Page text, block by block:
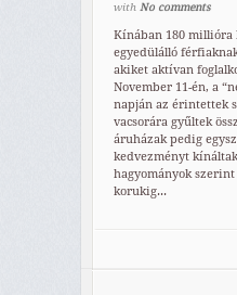
with No comments
Kínában 180 millióra
egyedülálló
akiket aktívan
November 11-én, a
napján az érintettek
vacsorára gyűltek
áruházak pedig
kedvezményt
hagyományok szerint
korukig...